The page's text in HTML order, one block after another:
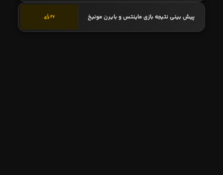
پیش بینی نتیجه بازی ماینتس و بایرن مونیخ 27 رأی